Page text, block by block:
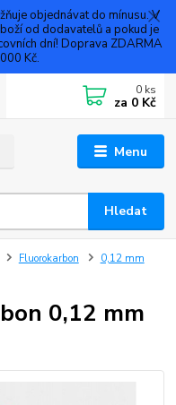
objednávat do mínusu. V
od dodavatelů a pokud je
dní! Doprava ZDARMA
Kč.
Menu
Hledat
0 ks
za 0 Kč
Fluorokarbon
0,12 mm
0,12 mm